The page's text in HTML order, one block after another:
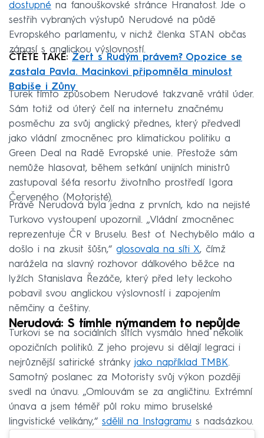
dostupné na fanouškovské stránce Hranatost. Jde o
sestřih vybraných výstupů Nerudové na půdě
Evropského parlamentu, v nichž členka STAN občas
zápasí s anglickou výslovností.
ČTĚTE TAKÉ: Žert s Rudým právem? Opozice se
zastala Pavla. Macinkovi připomněla minulost
Babiše i Zůny
Turek tímto způsobem Nerudové takzvaně vrátil úder.
Sám totiž od úterý čelí na internetu značnému
posměchu za svůj anglický přednes, který předvedl
jako vládní zmocněnec pro klimatickou politiku a
Green Deal na Radě Evropské unie. Přestože sám
nemůže hlasovat, během setkání unijních ministrů
zastupoval šéfa resortu životního prostředí Igora
Červeného (Motoristé).
Právě Nerudová byla jedna z prvních, kdo na nejisté
Turkovo vystoupení upozornil. „Vládní zmocněnec
reprezentuje ČR v Bruselu. Best of. Nechybělo málo a
došlo i na zkusit šůšn,“ glosovala na síti X, čímž
narážela na slavný rozhovor dálkového běžce na
lyžích Stanislava Řezáče, který před lety leckoho
pobavil svou anglickou výslovností i zapojením
němčiny a češtiny.
Nerudová: S tímhle nýmandem to nepůjde
Turkovi se na sociálních sítích vysmálo hned několik
opozičních politiků. Z jeho projevu si dělají legraci i
nejrůznější satirické stránky jako například TMBK.
Samotný poslanec za Motoristy svůj výkon později
svedl na únavu. „Omlouvám se za angličtinu. Extrémní
únava a jsem téměř půl roku mimo bruselské
lingvistické velikány,“ sdělil na Instagramu s nadsázkou.